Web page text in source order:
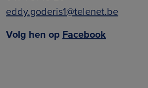
eddy.goderis1@telenet.be
Volg hen op Facebook